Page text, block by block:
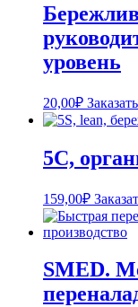
уровень
20,00₽ Заказать
5С,
159,00₽
SMED.